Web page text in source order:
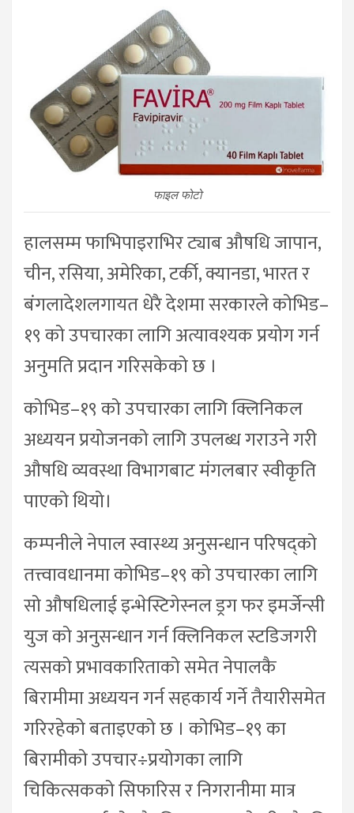
फाइल फोटो
हालसम्म फाभिपाइराभिर ट्याब औषधि जापान,
चीन, रसिया, अमेरिका, टर्की, क्यानडा, भारत र
बंगलादेशलगायत धेरै देशमा सरकारले कोभिड–
१९ को उपचारका लागि अत्यावश्यक प्रयोग गर्न
अनुमति प्रदान गरिसकेको छ ।
कोभिड–१९ को उपचारका लागि क्लिनिकल
अध्ययन प्रयोजनको लागि उपलब्ध गराउने गरी
औषधि व्यवस्था विभागबाट मंगलबार स्वीकृति
पाएको थियो।
कम्पनीले नेपाल स्वास्थ्य अनुसन्धान परिषद्को
तत्त्वावधानमा कोभिड–१९ को उपचारका लागि
सो औषधिलाई इन्भेस्टिगेस्नल ड्रग फर इमर्जेन्सी
युज को अनुसन्धान गर्न क्लिनिकल स्टडिजगरी
त्यसको प्रभावकारिताको समेत नेपालकै
बिरामीमा अध्ययन गर्न सहकार्य गर्ने तैयारीसमेत
गरिरहेको बताइएको छ । कोभिड–१९ का
बिरामीको उपचार÷प्रयोगका लागि
चिकित्सकको सिफारिस र निगरानीमा मात्र